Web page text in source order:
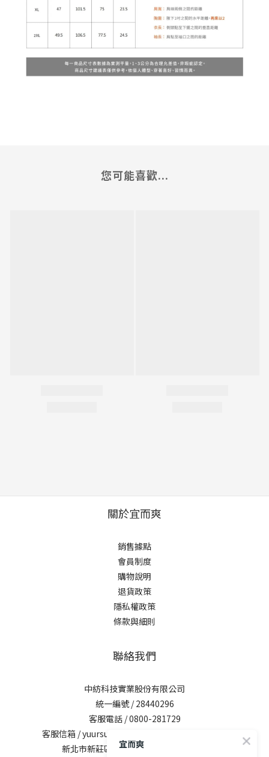
您可能喜歡...
關於宜而爽
銷售據點
會員制度
購物說明
退貨政策
隱私權政策
條款與細則
聯絡我們
中紡科技實業股份有限公司
統一編號 / 28440296
客服電話 / 0800-281729
客服信箱 /yuursun@mail.chung-shing.com.tw
新北市新莊區新北大道三段7號17樓之2
宜而爽